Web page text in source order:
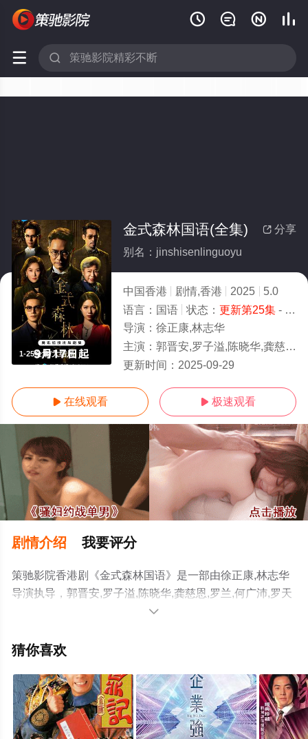
   
 
1-25全集/大结局
 分享
金式森林国语(全集)
别名：jinshisenlinguoyu
中国香港 剧情,香港 2025
5.0
语言： 国语 状态： 更新第25集- 免费在线观看
导演： 徐正康,林志华
主演： 郭晋安,罗子溢,陈晓华,龚慈恩,罗兰,何广沛,罗天宇,陈浚霆,何依婷,郭柏妍,江嘉敏,陈星妤,庄子璇,
更新时间： 2025-09-29
 在线观看  极速观看
剧情介绍 我要评分
策驰影院香港剧《金式森林国语》是一部由徐正康,林志华
导演执导，郭晋安,罗子溢,陈晓华,龚慈恩,罗兰,何广沛,罗天
宇,陈浚霆,何依婷,郭柏妍,江嘉敏,陈星妤,庄子璇,李成昌,徐
庭,张诗欣,邵展鹏,林敬刚,吴绮珊,梁荺苓,林夕童,刘嘉琪,洪
的中国香港电视剧，大结局剧情已揭晓（1-25全集），手
机免费观看高清无删减完整版电视剧全集就来策驰电影
网，更多相关信息可移步至豆瓣电视剧、电视猫或剧情网
等平台了解。

猜你喜欢